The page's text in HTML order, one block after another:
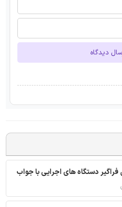
دیدگاه
دستگاه های اجرایی با جواب